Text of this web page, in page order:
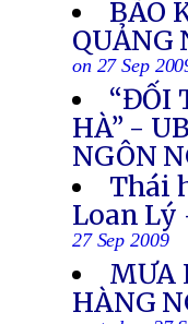
BÃO
QUẢNG
on 27 Sep
“ĐỐI
HÀ” -
NGÔN
Thái
Loan Lý
27 Sep 2009
MƯA
HÀNG